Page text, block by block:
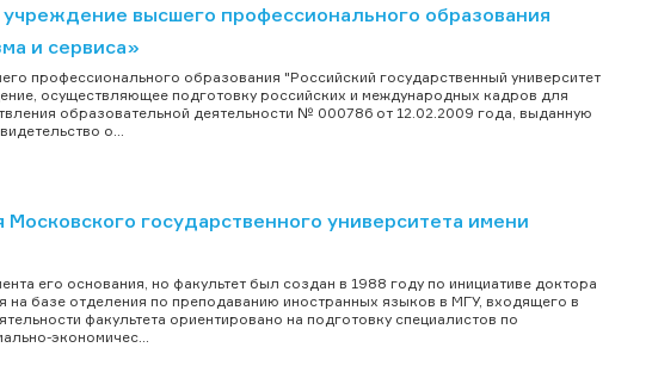
высшего профессионального образования
и сервиса»
профессионального образования "Российский государственный университет
осуществляющее подготовку российских и международных кадров для
образовательной деятельности № 000786 от 12.02.2009 года, выданную
о...
государственного университета имени
его основания, но факультет был создан в 1988 году по инициативе доктора
базе отделения по преподаванию иностранных языков в МГУ, входящего в
факультета ориентировано на подготовку специалистов по
экономичес...